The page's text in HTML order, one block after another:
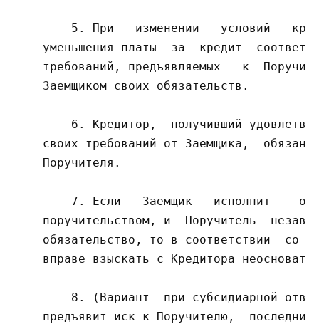
5. При   изменении   условий
уменьшения платы  за  кредит
требований, предъявляемых   к
    Заемщиком своих обязательств.
6. Кредитор,  получивший
своих требований от Заемщика,  обязан
    Поручителя.
7. Если   Заемщик   исполнит
поручительством, и  Поручитель
обязательство, то в соответствии  со
вправе взыскать с Кредитора
8. (Вариант  при субсидиарной
предъявит иск к Поручителю,